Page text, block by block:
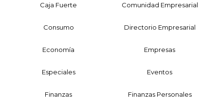
Caja Fuerte Comunidad Empresarial
Consumo Directorio Empresarial
Economía Empresas
Especiales Eventos
Finanzas Finanzas Personales